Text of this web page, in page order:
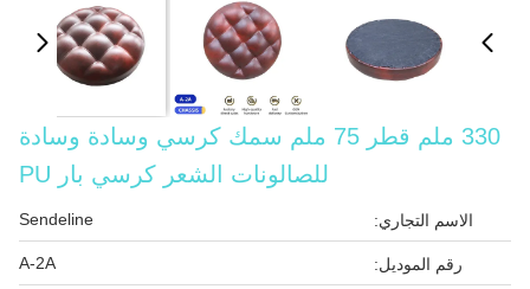
330 ملم قطر 75 ملم سمك كرسي وسادة وسادة
للصالونات الشعر كرسي بار PU
الاسم التجاري: Sendeline
رقم الموديل: A-2A